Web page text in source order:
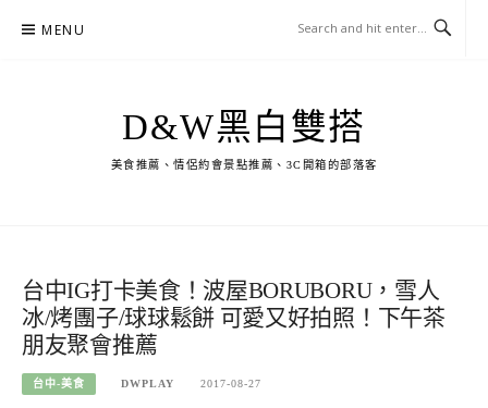
MENU
D&W黑白雙搭
美食推薦、情侶約會景點推薦、3C開箱的部落客
台中IG打卡美食！波屋BORUBORU，雪人
冰/烤團子/球球鬆餅 可愛又好拍照！下午茶
朋友聚會推薦
台中-美食 DWPLAY 2017-08-27